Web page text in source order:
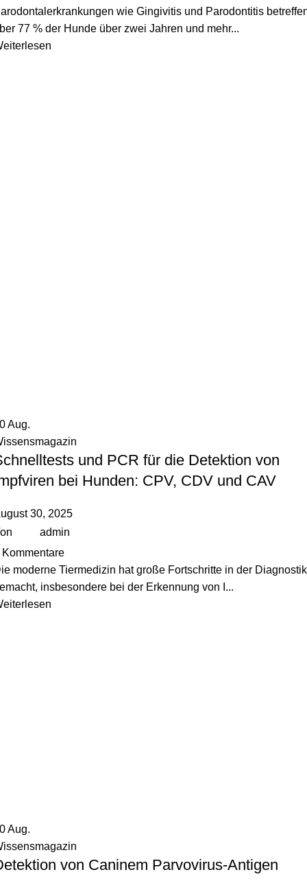
wie Gingivitis und Parodontitis
77 % der Hunde über zwei Jahren und mehr...
Aug.
und PCR für die Detektion von
bei Hunden: CPV, CDV und CAV
30, 2025
admin
Kommentare
moderne Tiermedizin hat große Fortschritte in der Diagnostik
insbesondere bei der Erkennung von I...
Aug.
von Caninem Parvovirus-Antigen